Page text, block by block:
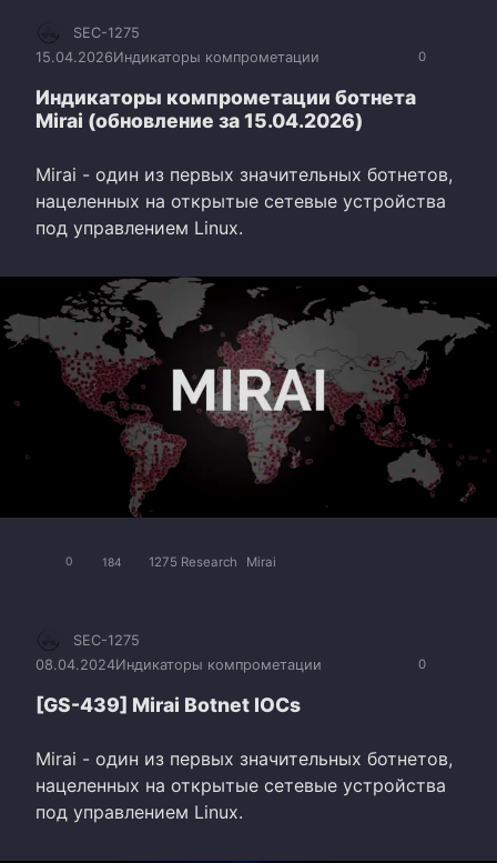
0
SEC-1275
15.04.2026Индикаторы компрометации
Индикаторы компрометации ботнета
Mirai (обновление за 15.04.2026)
Mirai - один из первых значительных ботнетов,
нацеленных на открытые сетевые устройства
под управлением Linux.
0 184 1275 Research Mirai
0
SEC-1275
08.04.2024Индикаторы компрометации
[GS-439] Mirai Botnet IOCs
Mirai - один из первых значительных ботнетов,
нацеленных на открытые сетевые устройства
под управлением Linux.